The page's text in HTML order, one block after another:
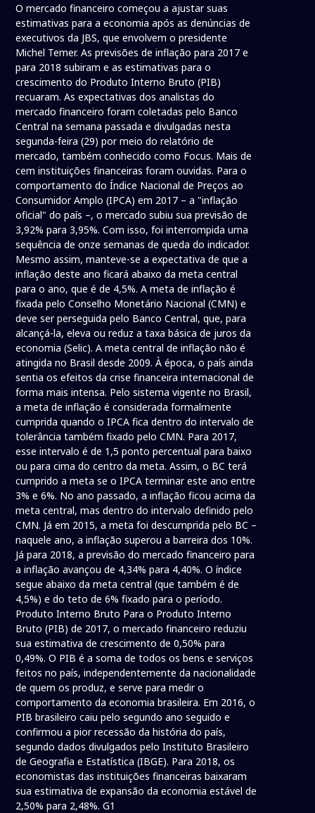
O mercado financeiro começou a ajustar suas
estimativas para a economia após as denúncias de
executivos da JBS, que envolvem o presidente
Michel Temer. As previsões de inflação para 2017 e
para 2018 subiram e as estimativas para o
crescimento do Produto Interno Bruto (PIB)
recuaram. As expectativas dos analistas do
mercado financeiro foram coletadas pelo Banco
Central na semana passada e divulgadas nesta
segunda-feira (29) por meio do relatório de
mercado, também conhecido como Focus. Mais de
cem instituições financeiras foram ouvidas. Para o
comportamento do Índice Nacional de Preços ao
Consumidor Amplo (IPCA) em 2017 – a "inflação
oficial" do país –, o mercado subiu sua previsão de
3,92% para 3,95%. Com isso, foi interrompida uma
sequência de onze semanas de queda do indicador.
Mesmo assim, manteve-se a expectativa de que a
inflação deste ano ficará abaixo da meta central
para o ano, que é de 4,5%. A meta de inflação é
fixada pelo Conselho Monetário Nacional (CMN) e
deve ser perseguida pelo Banco Central, que, para
alcançá-la, eleva ou reduz a taxa básica de juros da
economia (Selic). A meta central de inflação não é
atingida no Brasil desde 2009. À época, o país ainda
sentia os efeitos da crise financeira internacional de
forma mais intensa. Pelo sistema vigente no Brasil,
a meta de inflação é considerada formalmente
cumprida quando o IPCA fica dentro do intervalo de
tolerância também fixado pelo CMN. Para 2017,
esse intervalo é de 1,5 ponto percentual para baixo
ou para cima do centro da meta. Assim, o BC terá
cumprido a meta se o IPCA terminar este ano entre
3% e 6%. No ano passado, a inflação ficou acima da
meta central, mas dentro do intervalo definido pelo
CMN. Já em 2015, a meta foi descumprida pelo BC –
naquele ano, a inflação superou a barreira dos 10%.
Já para 2018, a previsão do mercado financeiro para
a inflação avançou de 4,34% para 4,40%. O índice
segue abaixo da meta central (que também é de
4,5%) e do teto de 6% fixado para o período.
Produto Interno Bruto Para o Produto Interno
Bruto (PIB) de 2017, o mercado financeiro reduziu
sua estimativa de crescimento de 0,50% para
0,49%. O PIB é a soma de todos os bens e serviços
feitos no país, independentemente da nacionalidade
de quem os produz, e serve para medir o
comportamento da economia brasileira. Em 2016, o
PIB brasileiro caiu pelo segundo ano seguido e
confirmou a pior recessão da história do país,
segundo dados divulgados pelo Instituto Brasileiro
de Geografia e Estatística (IBGE). Para 2018, os
economistas das instituições financeiras baixaram
sua estimativa de expansão da economia estável de
2,50% para 2,48%. G1